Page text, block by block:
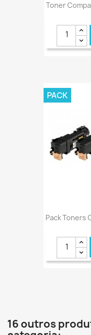
Toner
Pack Toners
PACK
16 outros